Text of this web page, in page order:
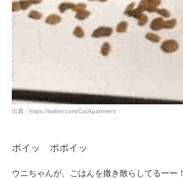
出典 : https://twitter.com/CatApartment
ポイッ ポポイッ
ウニちゃんが、ごはんを撒き散らしてるーー！